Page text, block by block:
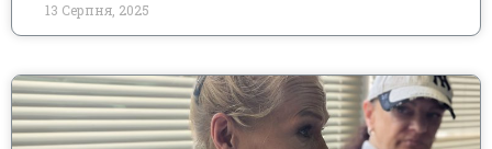
13 Серпня, 2025